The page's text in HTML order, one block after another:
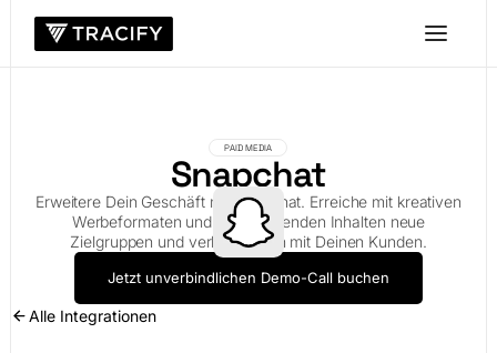
PAID MEDIA
Snapchat
Erweitere Dein Geschäft mit Snapchat. Erreiche mit kreativen
Werbeformaten und ansprechenden Inhalten neue
Zielgruppen und verbinde Dich mit Deinen Kunden.
Jetzt unverbindlichen Demo-Call buchen
Alle Integrationen